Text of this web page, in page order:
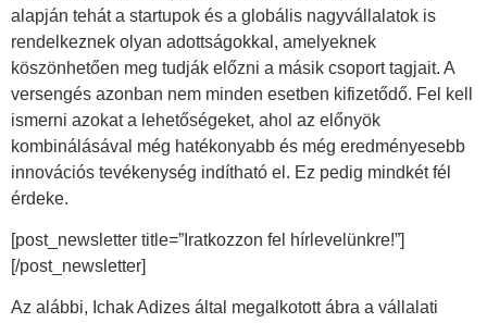
alapján tehát a startupok és a globális nagyvállalatok is
rendelkeznek olyan adottságokkal, amelyeknek
köszönhetően meg tudják előzni a másik csoport tagjait. A
versengés azonban nem minden esetben kifizetődő. Fel kell
ismerni azokat a lehetőségeket, ahol az előnyök
kombinálásával még hatékonyabb és még eredményesebb
innovációs tevékenység indítható el. Ez pedig mindkét fél
érdeke.
[post_newsletter title=”Iratkozzon fel hírlevelünkre!”]
[/post_newsletter]
Az alábbi, Ichak Adizes által megalkotott ábra a vállalati